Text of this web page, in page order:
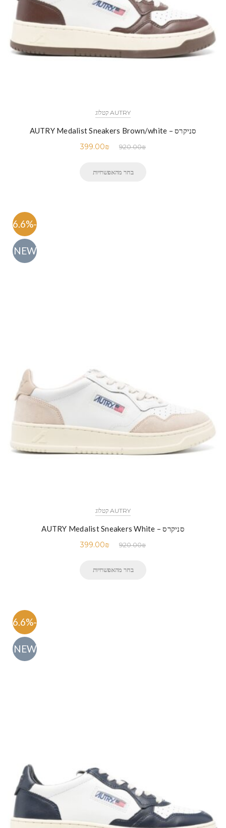
AUTRY קטלוג
סניקרס – AUTRY Medalist Sneakers Brown/white
920.00₪
399.00₪
בחר מהאפשרויות
-56.6%
NEW
AUTRY קטלוג
סניקרס – AUTRY Medalist Sneakers White
920.00₪
399.00₪
בחר מהאפשרויות
-56.6%
NEW